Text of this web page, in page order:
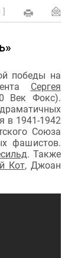
победы на
Сергея
Век Фокс).
в 1941-1942
Союза
фашистов.
. Также
Кот, Джоан